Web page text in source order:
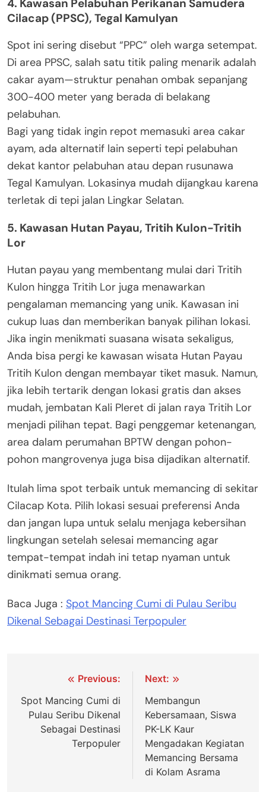
4. Kawasan Pelabuhan Perikanan Samudera
Cilacap (PPSC), Tegal Kamulyan
Spot ini sering disebut “PPC” oleh warga setempat.
Di area PPSC, salah satu titik paling menarik adalah
cakar ayam—struktur penahan ombak sepanjang
300-400 meter yang berada di belakang
pelabuhan.
Bagi yang tidak ingin repot memasuki area cakar
ayam, ada alternatif lain seperti tepi pelabuhan
dekat kantor pelabuhan atau depan rusunawa
Tegal Kamulyan. Lokasinya mudah dijangkau karena
terletak di tepi jalan Lingkar Selatan.
5. Kawasan Hutan Payau, Tritih Kulon-Tritih
Lor
Hutan payau yang membentang mulai dari Tritih
Kulon hingga Tritih Lor juga menawarkan
pengalaman memancing yang unik. Kawasan ini
cukup luas dan memberikan banyak pilihan lokasi.
Jika ingin menikmati suasana wisata sekaligus,
Anda bisa pergi ke kawasan wisata Hutan Payau
Tritih Kulon dengan membayar tiket masuk. Namun,
jika lebih tertarik dengan lokasi gratis dan akses
mudah, jembatan Kali Pleret di jalan raya Tritih Lor
menjadi pilihan tepat. Bagi penggemar ketenangan,
area dalam perumahan BPTW dengan pohon-
pohon mangrovenya juga bisa dijadikan alternatif.
Itulah lima spot terbaik untuk memancing di sekitar
Cilacap Kota. Pilih lokasi sesuai preferensi Anda
dan jangan lupa untuk selalu menjaga kebersihan
lingkungan setelah selesai memancing agar
tempat-tempat indah ini tetap nyaman untuk
dinikmati semua orang.
Baca Juga : Spot Mancing Cumi di Pulau Seribu
Dikenal Sebagai Destinasi Terpopuler
Navigasi
pos
Previous:
Spot Mancing Cumi di
Pulau Seribu Dikenal
Sebagai Destinasi
Terpopuler
Next:
Membangun
Kebersamaan, Siswa
PK-LK Kaur
Mengadakan Kegiatan
Memancing Bersama
di Kolam Asrama